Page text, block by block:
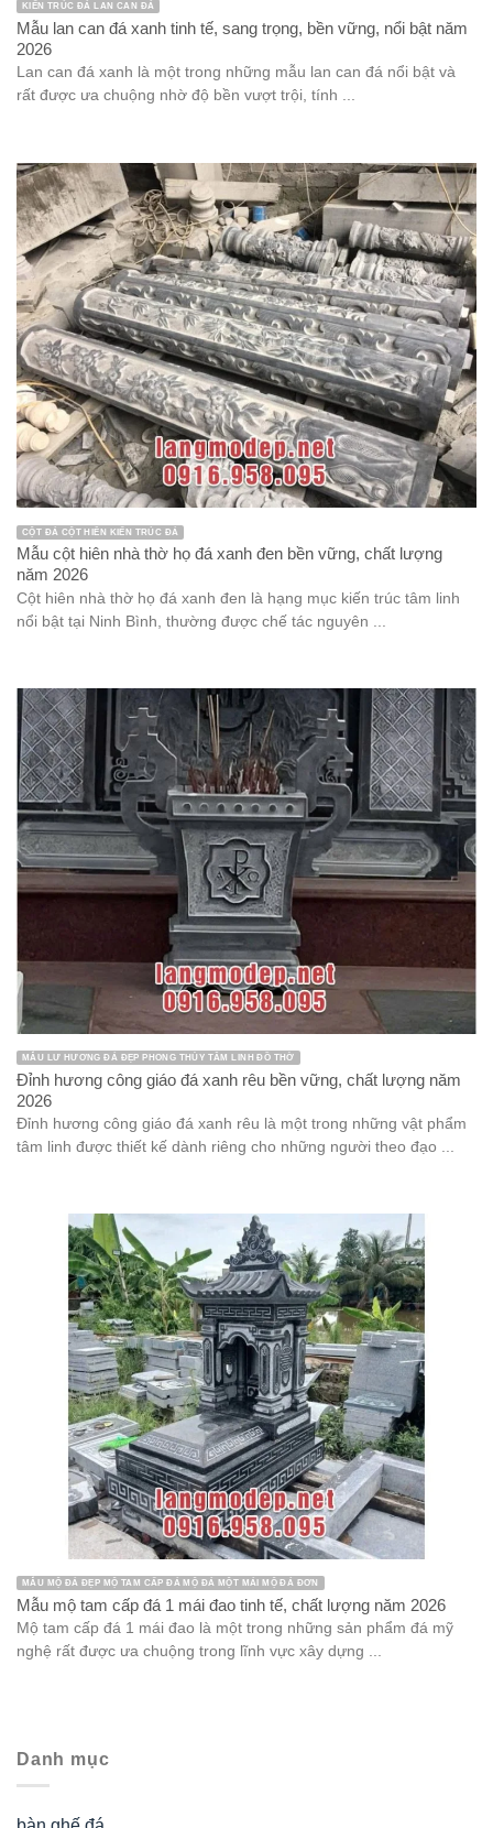
KIẾN TRÚC ĐÁ LAN CAN ĐÁ
Mẫu lan can đá xanh tinh tế, sang trọng, bền vững, nổi bật năm
2026
Lan can đá xanh là một trong những mẫu lan can đá nổi bật và
rất được ưa chuộng nhờ độ bền vượt trội, tính ...
CỘT ĐÁ CỘT HIÊN KIẾN TRÚC ĐÁ
Mẫu cột hiên nhà thờ họ đá xanh đen bền vững, chất lượng
năm 2026
Cột hiên nhà thờ họ đá xanh đen là hạng mục kiến trúc tâm linh
nổi bật tại Ninh Bình, thường được chế tác nguyên ...
MẪU LƯ HƯƠNG ĐÁ ĐẸP PHONG THỦY TÂM LINH ĐỒ THỜ
Đỉnh hương công giáo đá xanh rêu bền vững, chất lượng năm
2026
Đỉnh hương công giáo đá xanh rêu là một trong những vật phẩm
tâm linh được thiết kế dành riêng cho những người theo đạo ...
MẪU MỘ ĐÁ ĐẸP MỘ TAM CẤP ĐÁ MỘ ĐÁ MỘT MÁI MỘ ĐÁ ĐƠN
Mẫu mộ tam cấp đá 1 mái đao tinh tế, chất lượng năm 2026
Mộ tam cấp đá 1 mái đao là một trong những sản phẩm đá mỹ
nghệ rất được ưa chuộng trong lĩnh vực xây dựng ...
Danh mục